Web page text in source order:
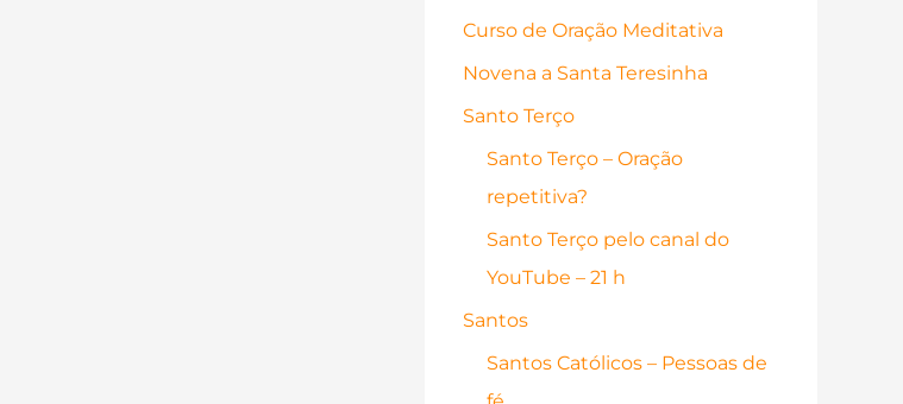
Curso de Oração Meditativa
Novena a Santa Teresinha
Santo Terço
Santo Terço – Oração
repetitiva?
Santo Terço pelo canal do
YouTube – 21 h
Santos
Santos Católicos – Pessoas de